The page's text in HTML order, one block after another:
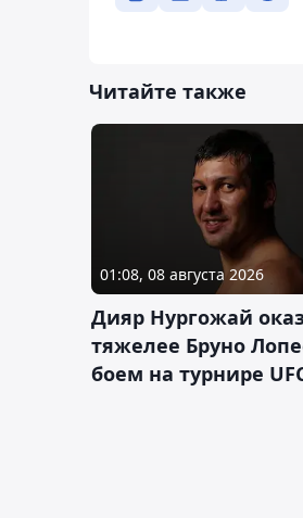
Читайте также
01:08, 08 августа 2026
Дияр Нургожай
тяжелее Бруно
боем на турнире